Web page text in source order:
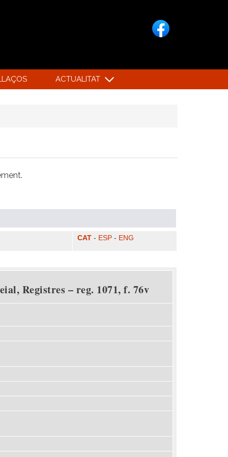
ACTUALITAT
CAT - ESP - ENG
Registres – reg. 1071, f. 76v